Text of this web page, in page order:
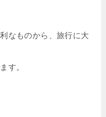
なものから、旅行に大
す。